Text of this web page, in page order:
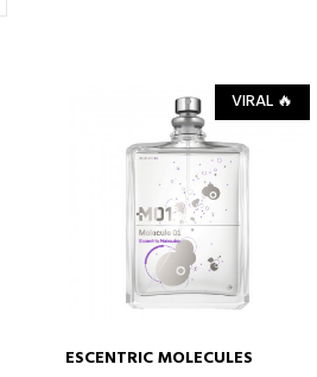
VIRAL 🔥
ESCENTRIC MOLECULES